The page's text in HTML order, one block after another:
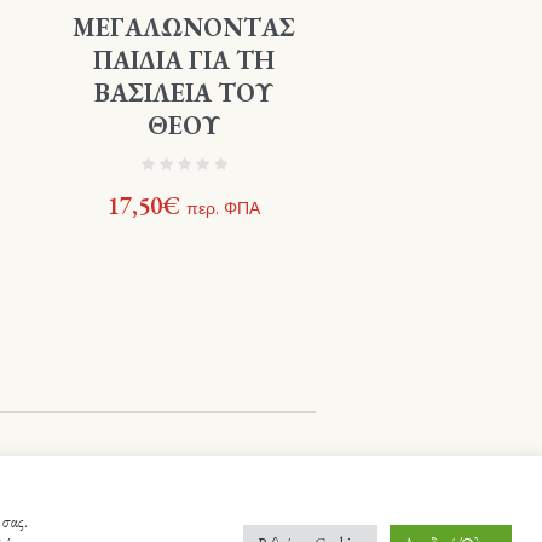
ΜΕΓΑΛΩΝΟΝΤΑΣ
ΠΑΙΔΙΑ ΓΙΑ ΤΗ
ΒΑΣΙΛΕΙΑ ΤΟΥ
ΘΕΟΥ
17,50€ περ. ΦΠΑ